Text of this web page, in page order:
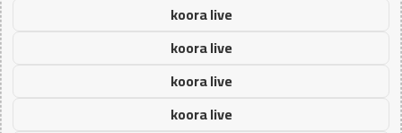
koora live
koora live
koora live
koora live